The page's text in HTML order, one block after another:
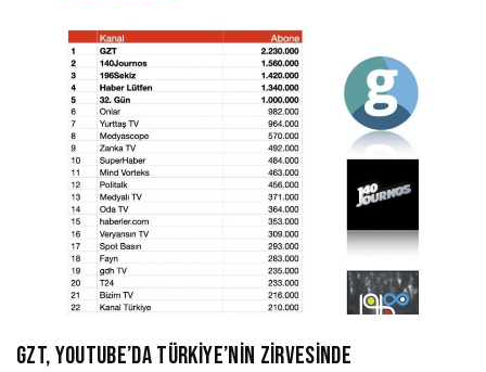
GZT, YOUTUBE’DA TÜRKİYE’NİN ZİRVESİNDE